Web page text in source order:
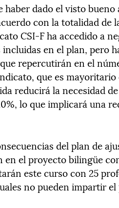
haber dado el visto
con la totalidad de
CSI-F ha accedido a
en el plan, pero
repercutirán en el
que es
reducirá la necesidad
lo que implicará una
del plan de
en el proyecto bilingüe
este curso con 25
no pueden impartir